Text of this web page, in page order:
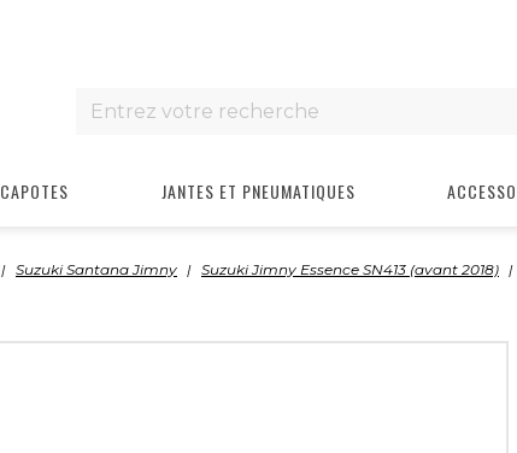
CAPOTES JANTES ET PNEUMATIQUES
Suzuki Santana Jimny Suzuki Jimny Essence SN413 (avant 2018)